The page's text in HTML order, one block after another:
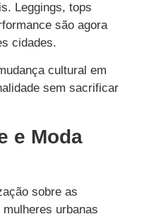
Leggings, tops
são agora
cidades.
cultural em
sem sacrificar
e Moda
sobre as
urbanas